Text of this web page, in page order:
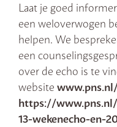
Laat je goed
een weloverwogen
helpen. We
een
over de echo is te
website
https://
13-wekenecho-en-